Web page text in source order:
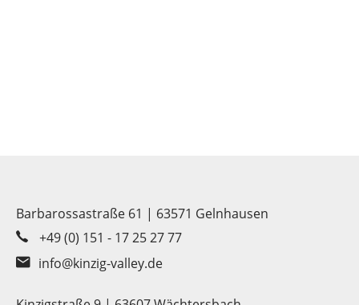
Barbarossastraße 61 | 63571 Gelnhausen
+49 (0) 151 - 17 25 27 77
info@kinzig-valley.de